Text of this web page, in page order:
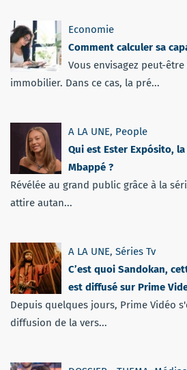
Economie
Comment calculer sa
Vous envisagez peut-
immobilier. Dans ce cas, la pré...
A LA UNE, People
Qui est Ester Expósito,
Mbappé ?
Révélée au grand public grâce à la
attire autan...
A LA UNE, Séries Tv
C’est quoi Sandokan,
est diffusé sur Prime
Depuis quelques jours, Prime Vidéo
diffusion de la vers...